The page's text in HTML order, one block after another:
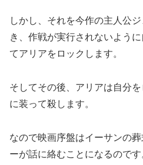
しかし、それを今作の主人公
き、作戦が実行されないよう
てアリアをロックします。
そしてその後、アリアは自分
に装って殺します。
なので映画序盤はイーサンの
ーが話に絡むことになるのです